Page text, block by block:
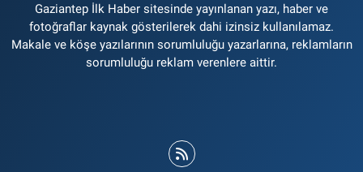
Gaziantep İlk Haber sitesinde yayınlanan yazı, haber ve
fotoğraflar kaynak gösterilerek dahi izinsiz kullanılamaz.
Makale ve köşe yazılarının sorumluluğu yazarlarına, reklamların
sorumluluğu reklam verenlere aittir.